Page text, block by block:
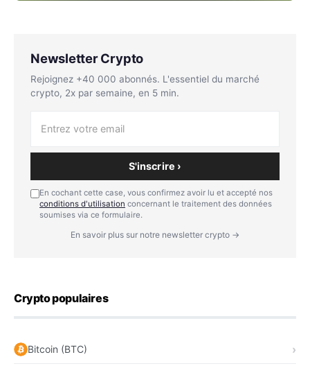
Newsletter Crypto
Rejoignez +40 000 abonnés. L'essentiel du marché
crypto, 2x par semaine, en 5 min.
S'inscrire ›
En cochant cette case, vous confirmez avoir lu et accepté nos
conditions d'utilisation concernant le traitement des données
soumises via ce formulaire.
En savoir plus sur notre newsletter crypto →
Crypto populaires
Bitcoin (BTC)